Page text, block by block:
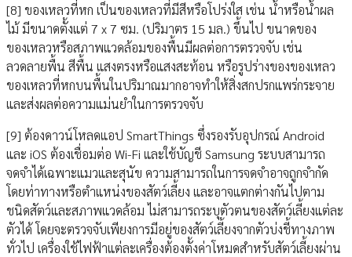
[8] ของเหลวที่หก เป็นของเหลวที่มีสีหรือโปร่งใส เช่น น้ำหรือน้ำผล
ไม้ มีขนาดตั้งแต่ 7 x 7 ซม. (ปริมาตร 15 มล.) ขึ้นไป ขนาดของ
ของเหลวหรือสภาพแวดล้อมของพื้นมีผลต่อการตรวจจับ เช่น
ลวดลายพื้น สีพื้น แสงตรงหรือแสงสะท้อน หรือรูปร่างของของเหลว
ของเหลวที่หกบนพื้นในปริมาณมากอาจทำให้สิ่งสกปรกแพร่กระจาย
และส่งผลต่อความแม่นยำในการตรวจจับ
[9] ต้องดาวน์โหลดแอป SmartThings ซึ่งรองรับอุปกรณ์ Android
และ iOS ต้องเชื่อมต่อ Wi-Fi และใช้บัญชี Samsung ระบบสามารถ
จดจำได้เฉพาะแมวและสุนัข ความสามารถในการจดจำอาจถูกจำกัด
โดยท่าทางหรือตำแหน่งของสัตว์เลี้ยง และอาจแตกต่างกันไปตาม
ชนิดสัตว์และสภาพแวดล้อม ไม่สามารถระบุตัวตนของสัตว์เลี้ยงแต่ละ
ตัวได้ โดยจะตรวจจับเพียงการมีอยู่ของสัตว์เลี้ยงจากตัวบ่งชี้ทางภาพ
ทั่วไป เครื่องใช้ไฟฟ้าแต่ละเครื่องต้องตั้งค่าโหมดสำหรับสัตว์เลี้ยงผ่าน